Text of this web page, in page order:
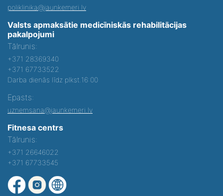
poliklinika@jaunkemeri.lv
Valsts apmaksātie medicīniskās rehabilitācijas
pakalpojumi
Tālrunis:
+371 28369340
+371 67733522
Darba dienās līdz plkst.16:00
Epasts:
uznemsana@jaunkemeri.lv
Fitnesa centrs
Tālrunis:
+371 26646022
+371 67733545